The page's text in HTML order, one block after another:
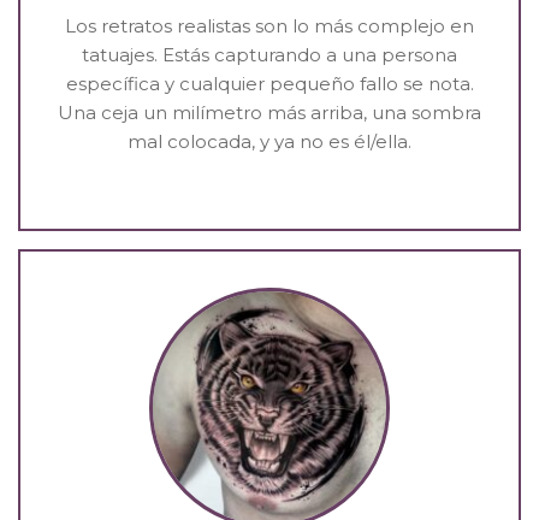
Los retratos realistas son lo más complejo en
tatuajes. Estás capturando a una persona
específica y cualquier pequeño fallo se nota.
Una ceja un milímetro más arriba, una sombra
mal colocada, y ya no es él/ella.